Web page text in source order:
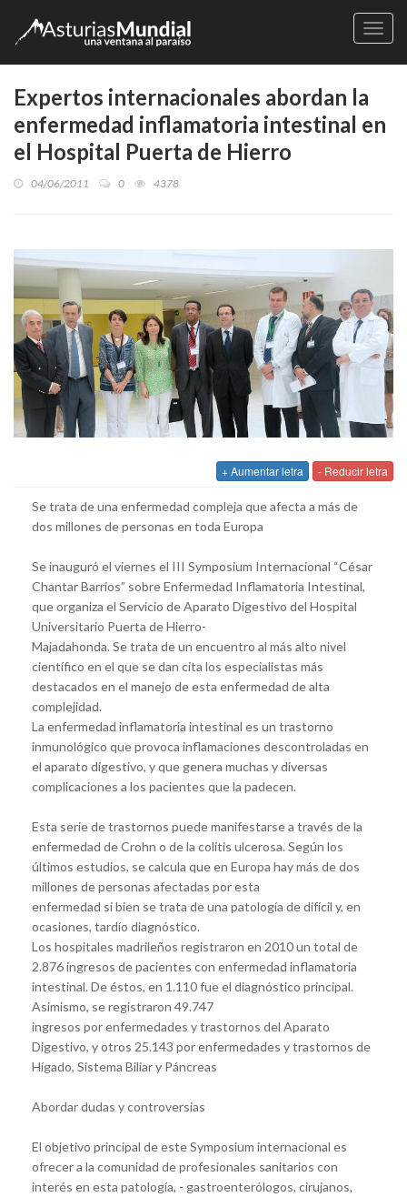
Expertos internacionales abordan la
enfermedad inflamatoria intestinal en
el Hospital Puerta de Hierro
04/06/2011 0 4378
+ Aumentar letra - Reducir letra
Se trata de una enfermedad compleja que afecta a más de
dos millones de personas en toda Europa
Se inauguró el viernes el III Symposium Internacional “César
Chantar Barrios” sobre Enfermedad Inflamatoria Intestinal,
que organiza el Servicio de Aparato Digestivo del Hospital
Universitario Puerta de Hierro-
Majadahonda. Se trata de un encuentro al más alto nivel
científico en el que se dan cita los especialistas más
destacados en el manejo de esta enfermedad de alta
complejidad.
La enfermedad inflamatoria intestinal es un trastorno
inmunológico que provoca inflamaciones descontroladas en
el aparato digestivo, y que genera muchas y diversas
complicaciones a los pacientes que la padecen.
Esta serie de trastornos puede manifestarse a través de la
enfermedad de Crohn o de la colitis ulcerosa. Según los
últimos estudios, se calcula que en Europa hay más de dos
millones de personas afectadas por esta
enfermedad si bien se trata de una patología de difícil y, en
ocasiones, tardío diagnóstico.
Los hospitales madrileños registraron en 2010 un total de
2.876 ingresos de pacientes con enfermedad inflamatoria
intestinal. De éstos, en 1.110 fue el diagnóstico principal.
Asimismo, se registraron 49.747
ingresos por enfermedades y trastornos del Aparato
Digestivo, y otros 25.143 por enfermedades y trastornos de
Hígado, Sistema Biliar y Páncreas
Abordar dudas y controversias
El objetivo principal de este Symposium internacional es
ofrecer a la comunidad de profesionales sanitarios con
interés en esta patología, - gastroenterólogos, cirujanos,